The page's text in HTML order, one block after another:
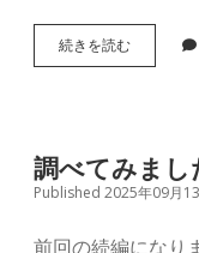
続きを読むも
う
調べてみまし
Published 2025年09月
前回の続編になり